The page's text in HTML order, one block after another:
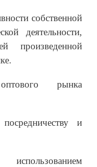
собственной
деятельности,
произведенной
рынка
и